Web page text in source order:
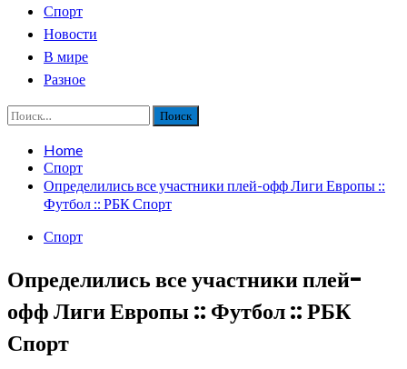
Спорт
Новости
В мире
Разное
Найти:
Home
Спорт
Определились все участники плей-офф Лиги Европы ::
Футбол :: РБК Спорт
Спорт
Определились все участники плей-
офф Лиги Европы :: Футбол :: РБК
Спорт